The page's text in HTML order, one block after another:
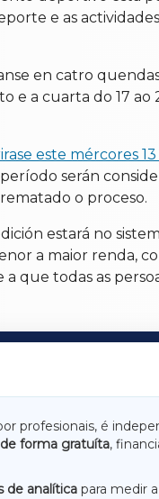
e as
en catro
e a cuarta do 17
este mércores
serán
o proceso.
estará no
a maior renda,
que todas as
profesionais, é
de forma gratuíta,
de analítica para medir
LUGOXA